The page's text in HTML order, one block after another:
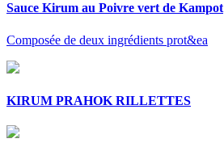
Sauce Kirum au Poivre vert de Kampot
Composée de deux ingrédients prot&ea
KIRUM PRAHOK RILLETTES